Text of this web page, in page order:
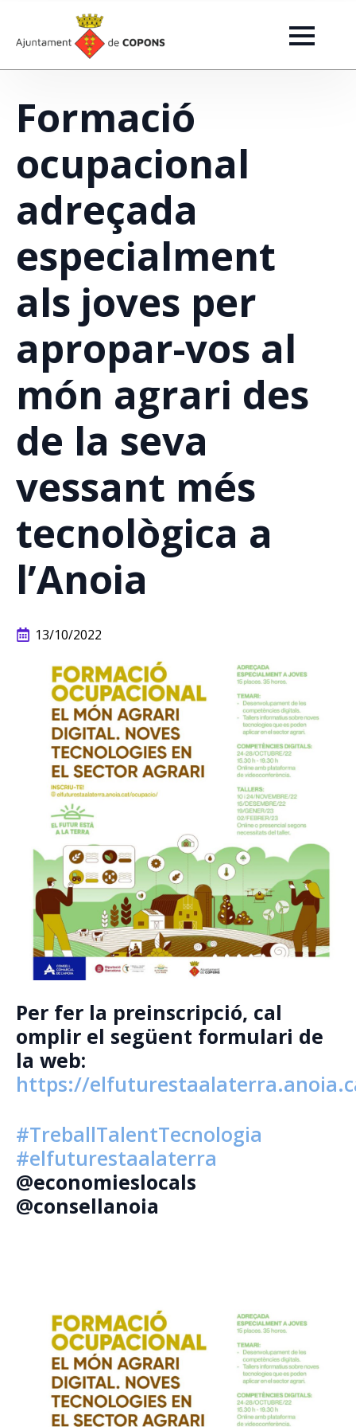
Formació
ocupacional
adreçada
especialment
als joves per
apropar-vos al
món agrari des
de la seva
vessant més
tecnològica a
l’Anoia
13/10/2022
Per fer la preinscripció, cal
omplir el següent formulari de
la web:
https://
#TreballTalentTecnologia
#elfuturestaalaterra
@economieslocals
@consellanoia